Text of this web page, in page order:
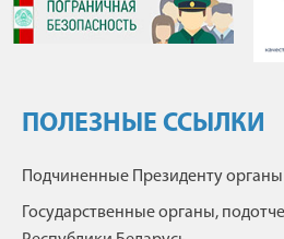
ПОЛЕЗНЫЕ ССЫЛКИ
Подчиненные Президенту
Государственные органы,